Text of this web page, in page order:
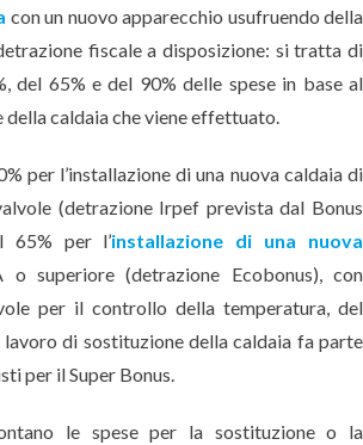
con un nuovo apparecchio usufruendo della
fiscale a disposizione: si tratta di
del 65% e del 90% delle spese in base al
caldaia che viene effettuato.
per l’installazione di una nuova caldaia di
(detrazione Irpef prevista dal Bonus
65% per l’installazione di una nuova
o superiore (detrazione Ecobonus), con
per il controllo della temperatura, del
lavoro di sostituzione della caldaia fa parte
per il Super Bonus.
le spese per la sostituzione o la